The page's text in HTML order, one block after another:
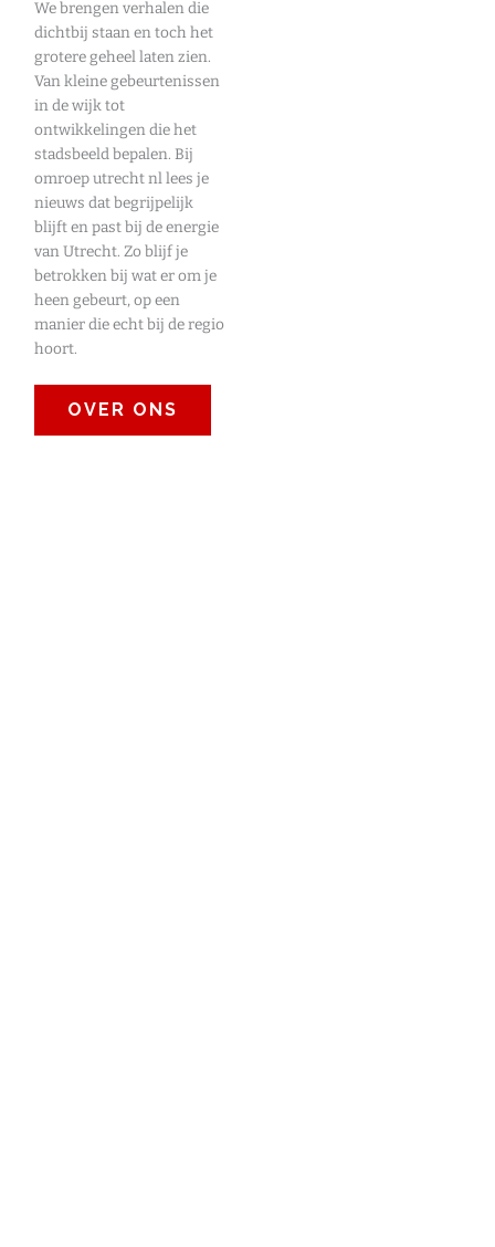
We brengen verhalen die
dichtbij staan en toch het
grotere geheel laten zien.
Van kleine gebeurtenissen
in de wijk tot
ontwikkelingen die het
stadsbeeld bepalen. Bij
omroep utrecht nl lees je
nieuws dat begrijpelijk
blijft en past bij de energie
van Utrecht. Zo blijf je
betrokken bij wat er om je
heen gebeurt, op een
manier die echt bij de regio
hoort.
OVER ONS